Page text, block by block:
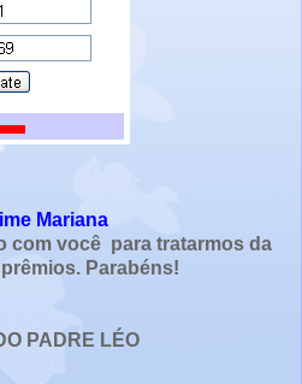
Mariana
com você para tratarmos da
Parabéns!
PADRE LÉO